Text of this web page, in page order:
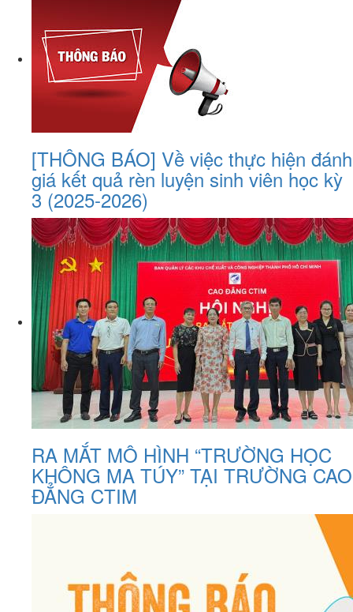
[THÔNG BÁO] Về việc thực hiện đánh
giá kết quả rèn luyện sinh viên học kỳ
3 (2025-2026)
RA MẮT MÔ HÌNH “TRƯỜNG HỌC
KHÔNG MA TÚY” TẠI TRƯỜNG CAO
ĐẲNG CTIM